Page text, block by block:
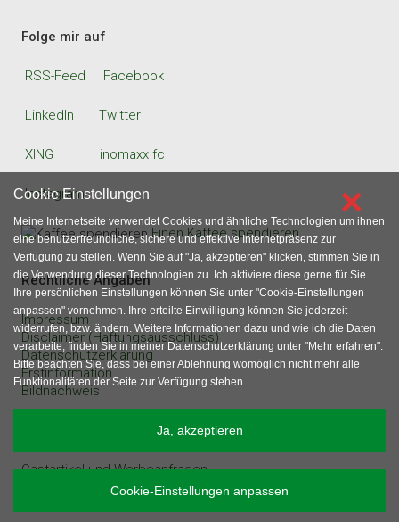
Folge mir auf
RSS-Feed Facebook
LinkedIn Twitter
XING inomaxx fc
Instagram
Einen Kaffee spendieren
Rechtliche Angaben
Impressum
Disclaimer (Haftungsausschluss)
Datenschutzerklärung
Erstinformation
Bildnachweis
Gastartikel und Werbeanfragen
Inhaltsverzeichnis
×
Cookie Einstellungen
Meine Internetseite verwendet Cookies und ähnliche Technologien um ihnen
eine benutzerfreundliche, sichere und effektive Internetpräsenz zur
Verfügung zu stellen. Wenn Sie auf "Ja, akzeptieren" klicken, stimmen Sie in
die Verwendung dieser Technologien zu. Ich aktiviere diese gerne für Sie.
Ihre persönlichen Einstellungen können Sie unter "Cookie-Einstellungen
anpassen" vornehmen. Ihre erteilte Einwilligung können Sie jederzeit
widerrufen, bzw. ändern. Weitere Informationen dazu und wie ich die Daten
verarbeite, finden Sie in meiner Datenschutzerklärung unter "Mehr erfahren".
Bitte beachten Sie, dass bei einer Ablehnung womöglich nicht mehr alle
Funktionalitäten der Seite zur Verfügung stehen.
Ja, akzeptieren
Cookie-Einstellungen anpassen